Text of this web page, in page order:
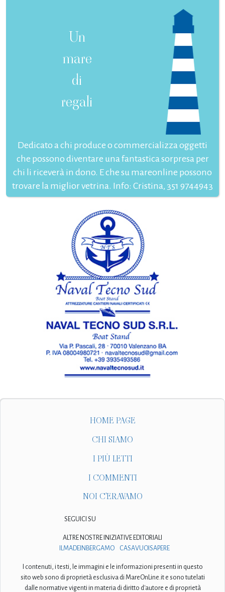
Un
mare
di
regali
Dedicato a chi produce o commercializza oggetti
che possono diventare una fantastica sorpresa per
chi li riceverà in dono. E che su mareonline possono
trovare la miglior vetrina. Info: Cristina, 351 9744943
HOME PAGE
CHI SIAMO
I PIÙ LETTI
I COMMENTI
NOI C'ERAVAMO
SEGUICI SU
ALTRE NOSTRE INIZIATIVE EDITORIALI
ILMADEINBERGAMO
CASAVUOISAPERE
I contenuti, i testi, le immagini e le informazioni presenti in questo
sito web sono di proprietà esclusiva di MareOnLine.it e sono tutelati
dalle normative vigenti in materia di diritto d'autore e di proprietà